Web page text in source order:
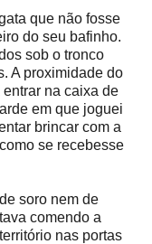
que não fosse
do seu bafinho.
sob o tronco
A proximidade do
na caixa de
em que joguei
brincar com a
se recebesse
soro nem de
comendo a
nas portas